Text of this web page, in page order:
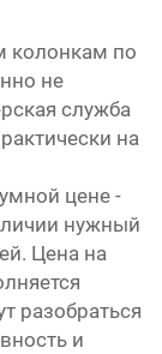
колонкам по
не
служба
на
цене -
нужный
Цена на
разобраться
и